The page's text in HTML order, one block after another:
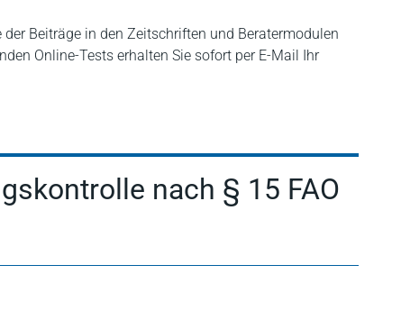
Beiträge in den Zeitschriften und Beratermodulen
Online-Tests erhalten Sie sofort per E-Mail Ihr
nach § 15 FAO